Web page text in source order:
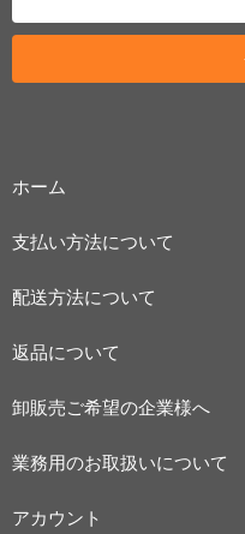
ホーム
支払い方法について
配送方法について
返品について
卸販売ご希望の企業様へ
業務用のお取扱いについて
アカウント